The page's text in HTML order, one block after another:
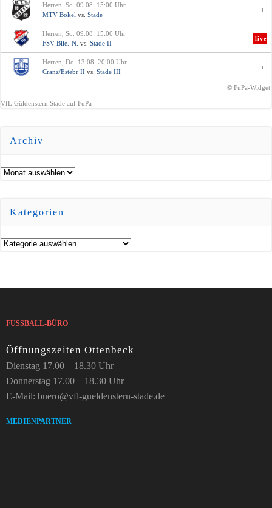
Herren, So. 09.08. 15:00 Uhr
MTV Bokel vs. Stade
-:-
Herren, So. 09.08. 15:00 Uhr
FSV Blie.-N. vs. Stade II
live
Herren, Do. 13.08. 20:00 Uhr
Cranz/Estebr II vs. Stade III
-:-
© FuPa-Widget
VfL Güldenstern Stade auf FuPa
Archiv
Archiv
Kategorien
Kategorien
FUSSBALL-BÜRO
Öffnungszeiten Ottenbeck
Dienstag 17.00 – 18.30 Uhr
Donnerstag 17.00 – 18.30 Uhr
E-Mail: buero@vfl-gueldenstern-stade.de
MEDIENPARTNER